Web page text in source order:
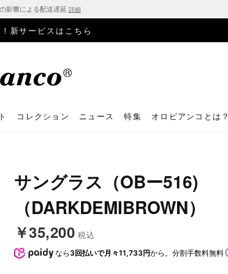
影響による配送遅延 詳細
新サービスはこちら
コレクション ニュース 特集 オロビアンコとは？
サングラス（OBー516)
（DARKDEMIBROWN）
￥35,200 税込
なら 3回払いで月々11,733円から。分割手数料無料